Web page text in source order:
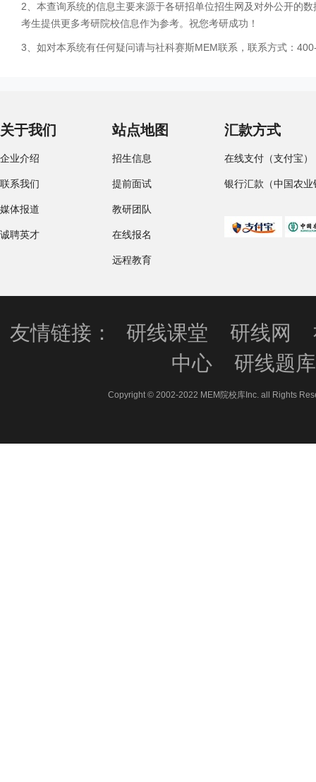
2、本查询系统的信息主要来源于各研招单位招生网及对外公开的
考生提供更多考研院校信息作为参考。祝您考研成功！
3、如对本系统有任何疑问请与社科赛斯MEM联系，联系方式：
关于我们
企业介绍
联系我们
媒体报道
诚聘英才
站点地图
招生信息
提前面试
教研团队
在线报名
远程教育
汇款方式
在线支付（支付宝）
银行汇款（中国农业
友情链接： 研线课堂 研线网
中心
研线题库
Copyright © 2002-2022 MEM院校库Inc. all Rights